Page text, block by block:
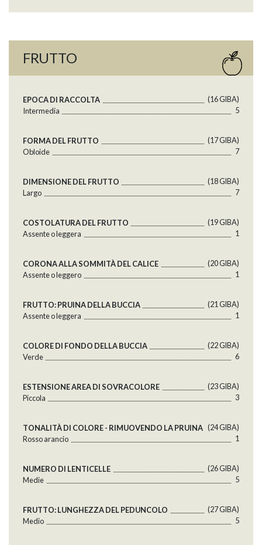
FRUTTO
EPOCA DI RACCOLTA
(16 GlBA)
Intermedia
5
FORMA DEL FRUTTO
(17 GlBA)
Obloide
7
DIMENSIONE DEL FRUTTO
(18 GlBA)
Largo
7
COSTOLATURA DEL FRUTTO
(19 GlBA)
Assente o leggera
1
CORONA ALLA SOMMITÀ DEL CALICE
(20 GlBA)
Assente o leggero
1
FRUTTO: PRUINA DELLA BUCCIA
(21 GlBA)
Assente o leggera
1
COLORE DI FONDO DELLA BUCCIA
(22 GlBA)
Verde
6
ESTENSIONE AREA DI SOVRACOLORE
(23 GlBA)
Piccola
3
TONALITÀ DI COLORE - RIMUOVENDO LA PRUINA (24 GlBA)
Rosso arancio
1
NUMERO DI LENTICELLE
(26 GlBA)
Medie
5
FRUTTO: LUNGHEZZA DEL PEDUNCOLO
(27 GlBA)
Medio
5